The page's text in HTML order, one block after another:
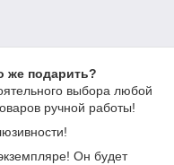
же подарить?
выбора любой
ручной работы!
Он будет